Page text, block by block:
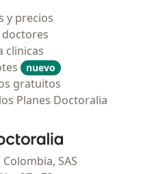
y precios
doctores
clinicas
nuevo
gratuitos
Planes Doctoralia
Doctoralia - Página de inicio
SAS